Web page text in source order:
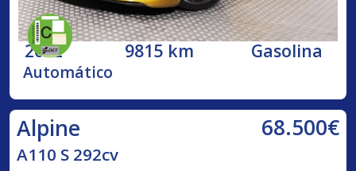
2022 9815 km Gasolina
Automático
Alpine 68.500€
A110 S 292cv